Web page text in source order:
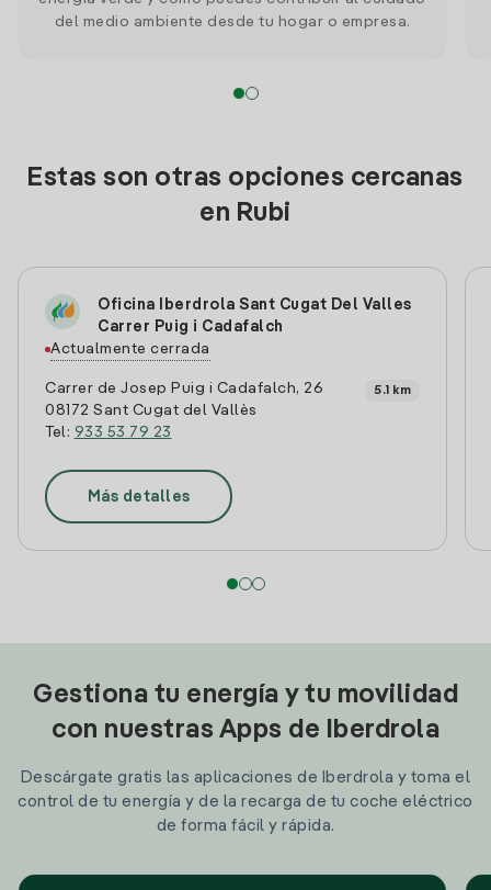
del medio ambiente desde tu hogar o empresa.
Estas son otras opciones cercanas
en Rubi
Oficina Iberdrola Sant Cugat Del Valles
Carrer Puig i Cadafalch
Actualmente cerrada
Carrer de Josep Puig i Cadafalch, 26
08172 Sant Cugat del Vallès
Tel: 933 53 79 23
5.1 km
Más detalles
Gestiona tu energía y tu movilidad
con nuestras Apps de Iberdrola
Descárgate gratis las aplicaciones de Iberdrola y toma el
control de tu energía y de la recarga de tu coche eléctrico
de forma fácil y rápida.